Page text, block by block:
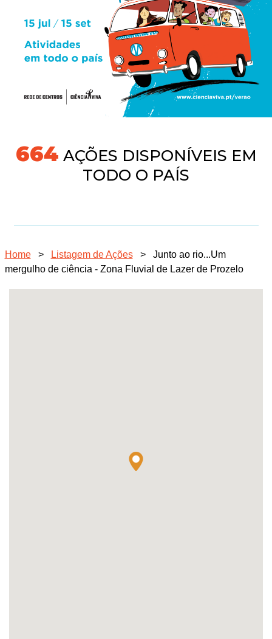
704 AÇÕES DISPONÍVEIS EM
TODO O PAÍS
Home > Listagem de Ações >
Junto ao rio...Um
mergulho de ciência - Zona Fluvial de Lazer de Prozelo